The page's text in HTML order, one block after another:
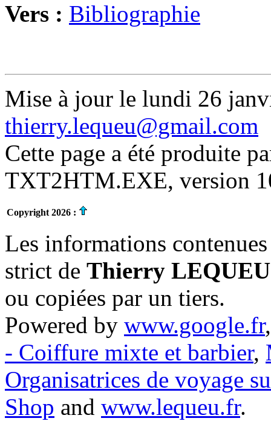
Vers : Bibliographie
Mise à jour le lundi 26
thierry.lequeu@gmail.com
Cette page a été produite
TXT2HTM.EXE, version
Copyright 2026 :
Les informations
strict de Thierry LEQUEU
ou copiées par un tiers.
Powered by www.google.fr
- Coiffure mixte et barbier,
Organisatrices de voyage
Shop and www.lequeu.fr.